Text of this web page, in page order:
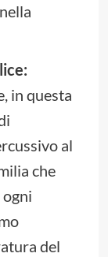
in questa
al
che
del